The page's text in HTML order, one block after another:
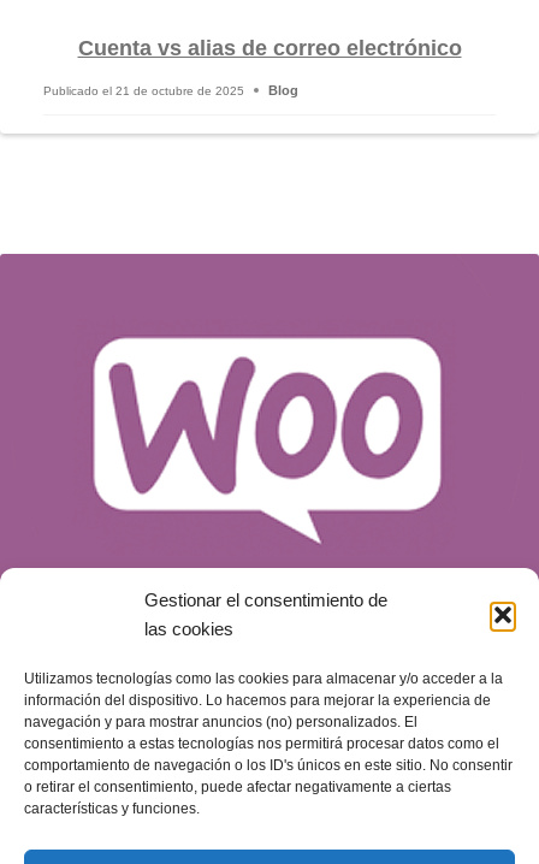
Gestionar el consentimiento de
las cookies
Utilizamos tecnologías como las cookies para almacenar y/o acceder a la
información del dispositivo. Lo hacemos para mejorar la experiencia de
navegación y para mostrar anuncios (no) personalizados. El
consentimiento a estas tecnologías nos permitirá procesar datos como el
comportamiento de navegación o los ID's únicos en este sitio. No consentir
o retirar el consentimiento, puede afectar negativamente a ciertas
características y funciones.
Cuenta vs alias de correo electrónico
Publicado el 21 de octubre de 2025 Blog
¿Qué es WooCommerce y por qué es una
opción para tu tienda online?
Publicado el 14 de mayo de 2024 Blog